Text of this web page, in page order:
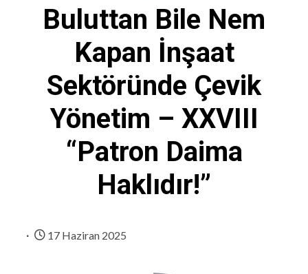
Buluttan Bile Nem
Kapan İnşaat
Sektöründe Çevik
Yönetim – XXVIII
“Patron Daima
Haklıdır!”
17 Haziran 2025